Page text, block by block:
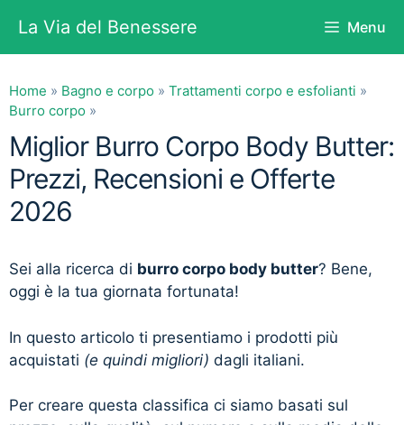
contenuto
La Via del Benessere Menu
Home » Bagno e corpo » Trattamenti corpo e esfolianti »
Burro corpo »
Miglior Burro Corpo Body Butter:
Prezzi, Recensioni e Offerte
2026
Sei alla ricerca di burro corpo body butter? Bene,
oggi è la tua giornata fortunata!
In questo articolo ti presentiamo i prodotti più
acquistati (e quindi migliori) dagli italiani.
Per creare questa classifica ci siamo basati sul